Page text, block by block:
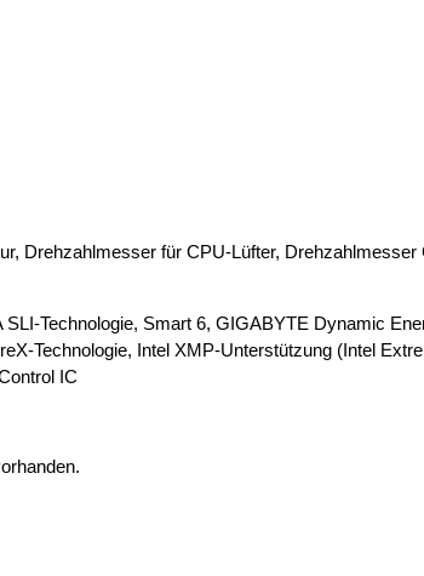
Drehzahlmesser für CPU-Lüfter,
Technologie, Smart 6, GIGABYTE Dynamic
Technologie, Intel XMP-Unterstützung (Intel
IC